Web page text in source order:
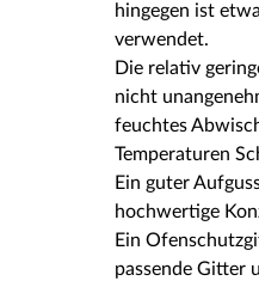
hingegen ist
verwendet.
Die relativ
nicht
feuchtes
Temperaturen
Ein guter
hochwertige
Ein
passende Gitter